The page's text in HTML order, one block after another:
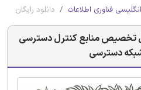
فناوری اطلاعات دانلود رایگان
تخصیص منابع ​​کنترل دسترسی
شبکه دسترسی